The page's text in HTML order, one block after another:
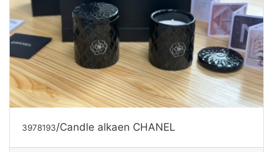
3978193/Candle alkaen CHANEL